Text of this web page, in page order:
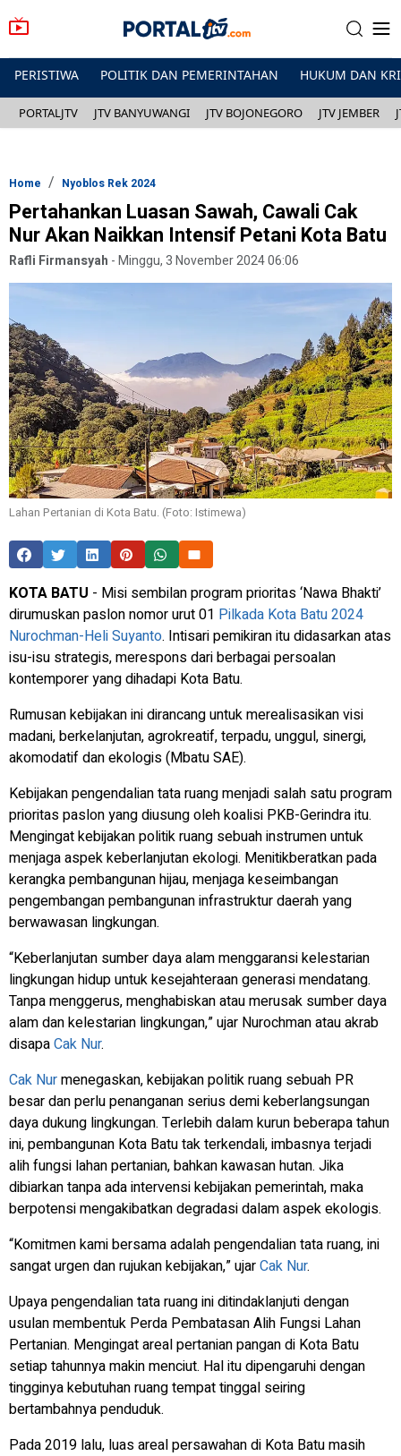
PERISTIWA POLITIK DAN PEMERINTAHAN HUKUM DAN
PORTALJTV JTV BANYUWANGI JTV BOJONEGORO JTV JEMBER
Home Nyoblos Rek 2024
Pertahankan Luasan Sawah, Cawali Cak
Nur Akan Naikkan Intensif Petani Kota Batu
Rafli Firmansyah -Minggu, 3 November 2024 06:06
Lahan Pertanian di Kota Batu. (Foto: Istimewa)
KOTA BATU - Misi sembilan program prioritas ‘Nawa Bhakti’
dirumuskan paslon nomor urut 01 Pilkada Kota Batu 2024
Nurochman-Heli Suyanto. Intisari pemikiran itu didasarkan atas
isu-isu strategis, merespons dari berbagai persoalan
kontemporer yang dihadapi Kota Batu.
Rumusan kebijakan ini dirancang untuk merealisasikan visi
madani, berkelanjutan, agrokreatif, terpadu, unggul, sinergi,
akomodatif dan ekologis (Mbatu SAE).
Kebijakan pengendalian tata ruang menjadi salah satu program
prioritas paslon yang diusung oleh koalisi PKB-Gerindra itu.
Mengingat kebijakan politik ruang sebuah instrumen untuk
menjaga aspek keberlanjutan ekologi. Menitikberatkan pada
kerangka pembangunan hijau, menjaga keseimbangan
pengembangan pembangunan infrastruktur daerah yang
berwawasan lingkungan.
“Keberlanjutan sumber daya alam menggaransi kelestarian
lingkungan hidup untuk kesejahteraan generasi mendatang.
Tanpa menggerus, menghabiskan atau merusak sumber daya
alam dan kelestarian lingkungan,” ujar Nurochman atau akrab
disapaCak Nur.
Cak Nurmenegaskan, kebijakan politik ruang sebuah PR
besar dan perlu penanganan serius demi keberlangsungan
daya dukung lingkungan. Terlebih dalam kurun beberapa tahun
ini, pembangunan Kota Batu tak terkendali, imbasnya terjadi
alih fungsi lahan pertanian, bahkan kawasan hutan. Jika
dibiarkan tanpa ada intervensi kebijakan pemerintah, maka
berpotensi mengakibatkan degradasi dalam aspek ekologis.
“Komitmen kami bersama adalah pengendalian tata ruang, ini
sangat urgen dan rujukan kebijakan,” ujarCak Nur.
Upaya pengendalian tata ruang ini ditindaklanjuti dengan
usulan membentuk Perda Pembatasan Alih Fungsi Lahan
Pertanian. Mengingat areal pertanian pangan di Kota Batu
setiap tahunnya makin menciut. Hal itu dipengaruhi dengan
tingginya kebutuhan ruang tempat tinggal seiring
bertambahnya penduduk.
Pada 2019 lalu, luas areal persawahan di Kota Batu masih